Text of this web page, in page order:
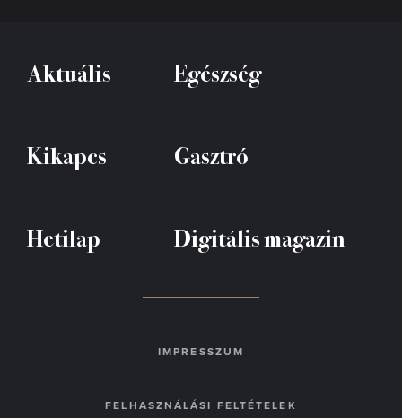
Aktuális Egészség
Kikapcs Gasztró
Hetilap Digitális magazin
IMPRESSZUM
FELHASZNÁLÁSI FELTÉTELEK